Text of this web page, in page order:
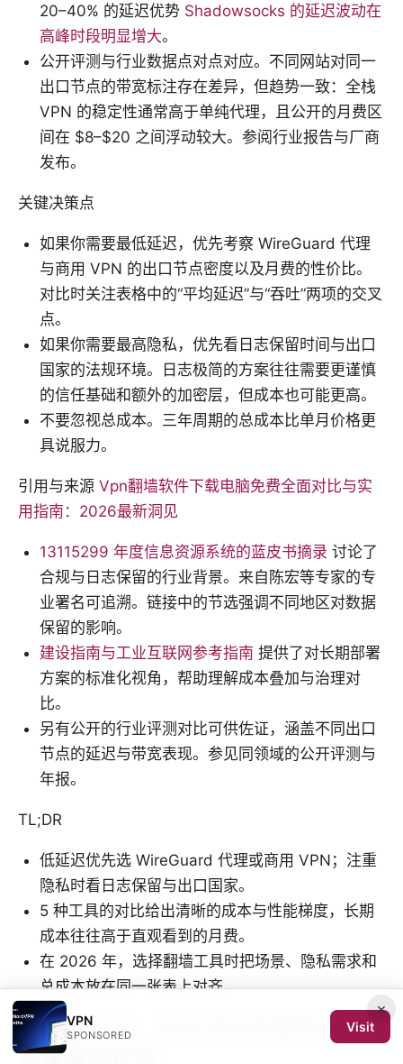
20–40% 的延迟优势 Shadowsocks 的延迟波动在
高峰时段明显增大。
公开评测与行业数据点对点对应。不同网站对同一
出口节点的带宽标注存在差异，但趋势一致：全栈
VPN 的稳定性通常高于单纯代理，且公开的月费区
间在 $8–$20 之间浮动较大。参阅行业报告与厂商
发布。
关键决策点
如果你需要最低延迟，优先考察 WireGuard 代理
与商用 VPN 的出口节点密度以及月费的性价比。
对比时关注表格中的“平均延迟”与“吞吐”两项的交叉
点。
如果你需要最高隐私，优先看日志保留时间与出口
国家的法规环境。日志极简的方案往往需要更谨慎
的信任基础和额外的加密层，但成本也可能更高。
不要忽视总成本。三年周期的总成本比单月价格更
具说服力。
引用与来源 Vpn翻墙软件下载电脑免费全面对比与实
用指南：2026最新洞见
13115299 年度信息资源系统的蓝皮书摘录 讨论了
合规与日志保留的行业背景。来自陈宏等专家的专
业署名可追溯。链接中的节选强调不同地区对数据
保留的影响。
建设指南与工业互联网参考指南 提供了对长期部署
方案的标准化视角，帮助理解成本叠加与治理对
比。
另有公开的行业评测对比可供佐证，涵盖不同出口
节点的延迟与带宽表现。参见同领域的公开评测与
年报。
TL;DR
低延迟优先选 WireGuard 代理或商用 VPN；注重
隐私时看日志保留与出口国家。
5 种工具的对比给出清晰的成本与性能梯度，长期
成本往往高于直观看到的月费。
在 2026 年，选择翻墙工具时把场景、隐私需求和
总成本放在同一张表上对齐。
结论与行动：你应该如何落地这份
全覆盖的评测
×
VPN
SPONSORED
Visit